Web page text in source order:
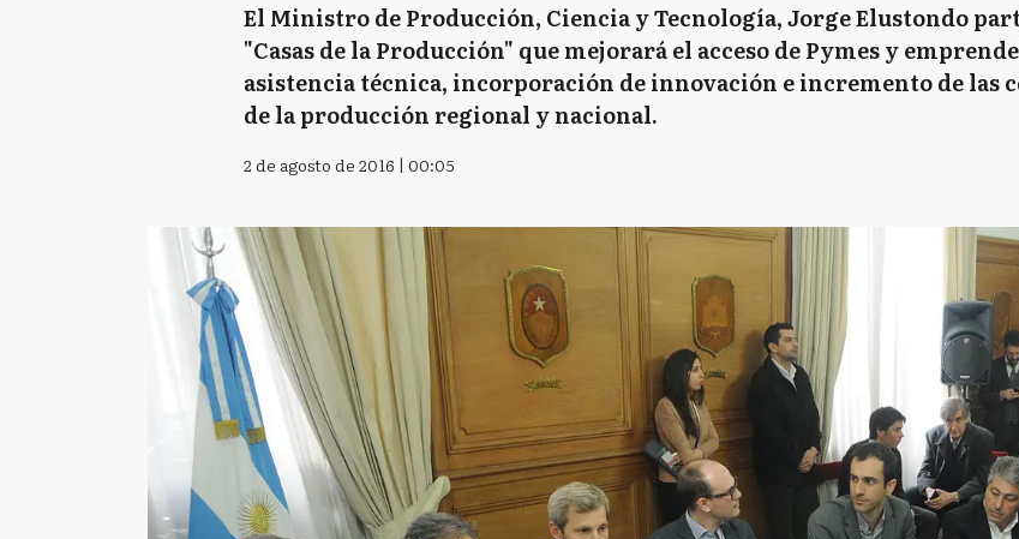
El Ministro de Producción, Ciencia y Tecnología, Jorge Elustondo
"Casas de la Producción" que mejorará el acceso de Pymes y
asistencia técnica, incorporación de innovación e incremento de las
de la producción regional y nacional.
2 de agosto de 2016 | 00:05